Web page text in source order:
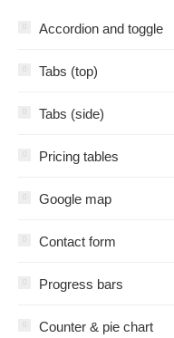
Accordion and toggle
Tabs (top)
Tabs (side)
Pricing tables
Google map
Contact form
Progress bars
Counter & pie chart